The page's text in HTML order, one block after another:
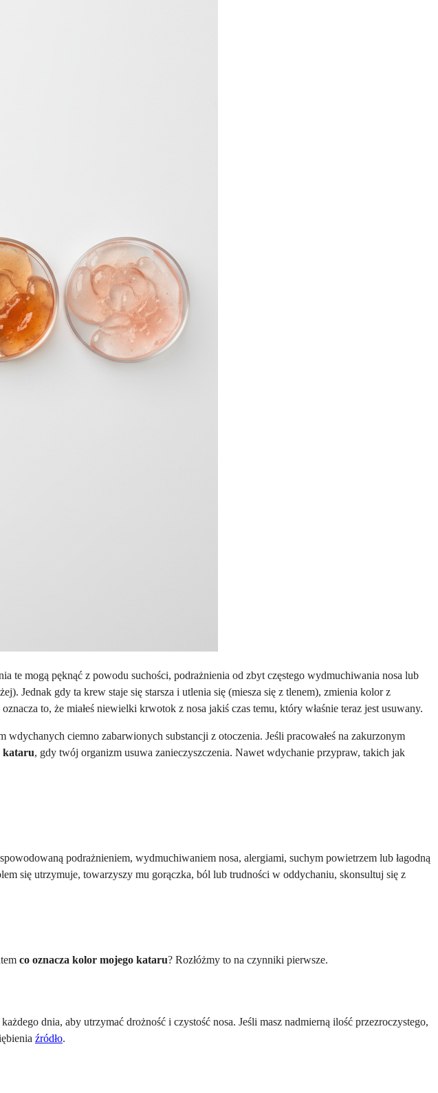
mogą pęknąć z powodu suchości, podrażnienia od zbyt częstego wydmuchiwania nosa lub
Jednak gdy ta krew staje się starsza i utlenia się (miesza się z tlenem), zmienia kolor z
oznacza to, że miałeś niewielki krwotok z nosa jakiś czas temu, który właśnie teraz jest usuwany.
ciemno zabarwionych substancji z otoczenia. Jeśli pracowałeś na zakurzonym
kataru, gdy twój organizm usuwa zanieczyszczenia. Nawet wdychanie przypraw, takich jak
podrażnieniem, wydmuchiwaniem nosa, alergiami, suchym powietrzem lub łagodną
się utrzymuje, towarzyszy mu gorączka, ból lub trudności w oddychaniu, skonsultuj się z
co oznacza kolor mojego kataru? Rozłóżmy to na czynniki pierwsze.
dnia, aby utrzymać drożność i czystość nosa. Jeśli masz nadmierną ilość przezroczystego,
źródło.